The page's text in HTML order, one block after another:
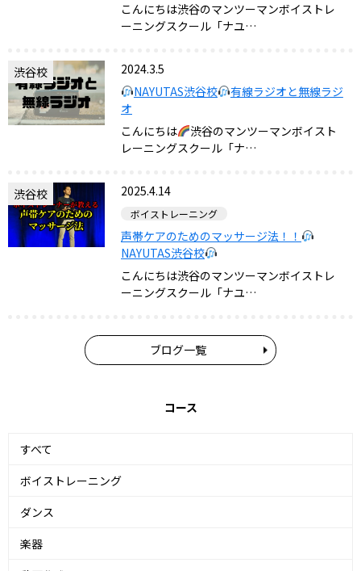
こんにちは渋谷のマンツーマンボイストレ
ーニングスクール「ナユ…
渋谷校
2024.3.5
NAYUTAS渋谷校
有線ラジオと無線ラジ
オ
こんにちは
渋谷のマンツーマンボイスト
レーニングスクール「ナ…
渋谷校 2025.4.14
ボイストレーニング
声帯ケアのためのマッサージ法！！
NAYUTAS渋谷校
こんにちは渋谷のマンツーマンボイストレ
ーニングスクール「ナユ…
ブログ一覧
コース
すべて
ボイストレーニング
ダンス
楽器